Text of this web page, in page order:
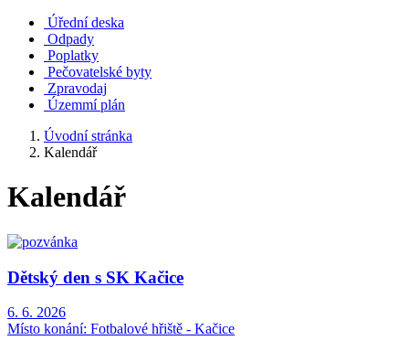
Úřední deska
Odpady
Poplatky
Pečovatelské byty
Zpravodaj
Územmí plán
Úvodní stránka
Kalendář
Kalendář
Dětský den s SK Kačice
6. 6. 2026
Místo konání: Fotbalové hřiště - Kačice